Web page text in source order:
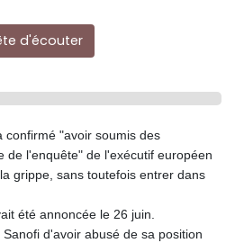
d'écouter
confirmé "avoir soumis des
de l'enquête" de l'exécutif européen
grippe, sans toutefois entrer dans
été annoncée le 26 juin.
d'avoir abusé de sa position